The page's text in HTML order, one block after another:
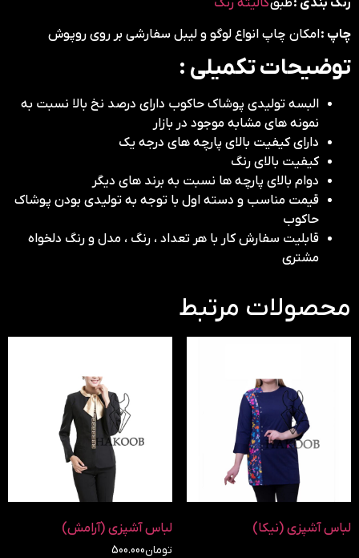
رنگ بندی :طبقکالیته رنگ
چاپ :امکان چاپ انواع لوگو و لیبل سفارشی بر روی روپوش
توضیحات تکمیلی :
البسه تولیدی پوشاک حاکوب دارای درصد نخ بالا نسبت به
نمونه های مشابه موجود در بازار
دارای کیفیت بالای پارچه های درجه یک
کیفیت بالای رنگ
دوام بالای پارچه ها نسبت به برند های دیگر
قیمت مناسب و دسته اول با توجه به تولیدی بودن پوشاک
حاکوب
قابلیت سفارش کار با هر تعداد ، رنگ ، مدل و رنگ دلخواه
مشتری
محصولات مرتبط
لباس آشپزی (نیکا) لباس آشپزی (آرامش)
تومان500.000